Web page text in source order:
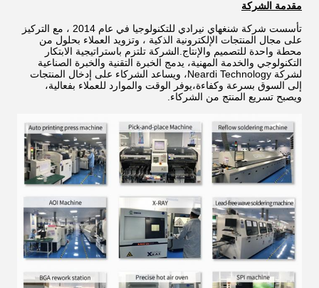
مقدمة الشركة
تأسست شركة شنغهاي نيرادي للتكنولوجيا في عام 2014 ، مع التركيز
على مجال المنتجات الإلكترونية الذكية ، وتزويد العملاء بحلول من
محطة واحدة للتصميم والإنتاج.الشركة تلتزم باستراتيجية الابتكار
التكنولوجي والخدمة المهنية، يدمج الخبرة التقنية والخبرة الصناعية
لشركة Neardi Technology، ويساعد الشركاء على إدخال المنتجات
إلى السوق بسرعة وكفاءة،يوفر الوقت والموارد للعملاء بفعالية،
ويصبح تسريع المنتج من الشركاء.